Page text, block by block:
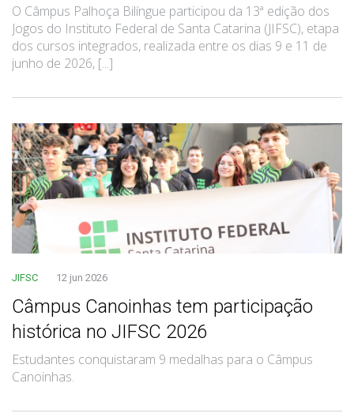
O Câmpus Palhoça Bilíngue participou da 13ª edição dos
Jogos do Instituto Federal de Santa Catarina (JIFSC), etapa
dos cursos integrados, realizada entre os dias 9 e 11 de
junho de 2026, [...]
JIFSC 12 jun 2026
Câmpus Canoinhas tem participação
histórica no JIFSC 2026
Estudantes conquistaram 9 medalhas para o Câmpus
Canoinhas.